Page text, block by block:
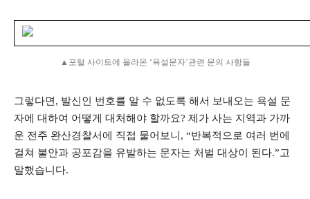
▲포털 사이트에 올라온 ‘욕설문자’관련 문의 사항들
그렇다면, 발신인 번호를 알 수 없도록 해서 보내오는 욕설 문
자에 대하여 어떻게 대처해야 할까요? 제가 사는 지역과 가까
운 전주 완산경찰서에 직접 물어보니, “반복적으로 여러 번에
걸쳐 불안과 공포감을 유발하는 문자는 처벌 대상이 된다.”고
말했습니다.